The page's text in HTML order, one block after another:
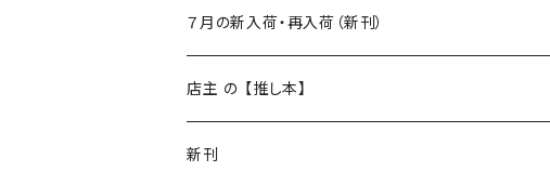
新入荷
再入荷
７月の新入荷・再入荷（新刊）
新入荷
再入荷
店主 の 【推し本】
新刊